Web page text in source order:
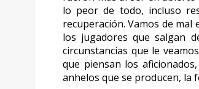
lo peor de todo, incluso
recuperación. Vamos de
los jugadores que salgan
circunstancias que le
que piensan los
anhelos que se producen, la